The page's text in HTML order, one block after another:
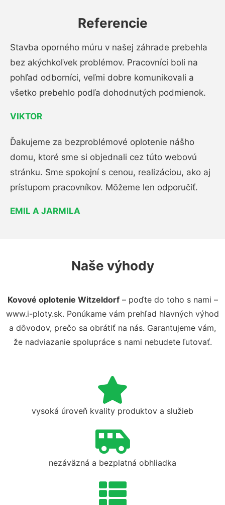
Referencie
Stavba oporného múru v našej záhrade prebehla
bez akýchkoľvek problémov. Pracovníci boli na
pohľad odborníci, veľmi dobre komunikovali a
všetko prebehlo podľa dohodnutých podmienok.
VIKTOR
Ďakujeme za bezproblémové oplotenie nášho
domu, ktoré sme si objednali cez túto webovú
stránku. Sme spokojní s cenou, realizáciou, ako aj
prístupom pracovníkov. Môžeme len odporučiť.
EMIL A JARMILA
Naše výhody
Kovové oplotenie Witzeldorf– poďte do toho s nami –
www.i-ploty.sk. Ponúkame vám prehľad hlavných výhod
a dôvodov, prečo sa obrátiť na nás. Garantujeme vám,
že nadviazanie spolupráce s nami nebudete ľutovať.
vysoká úroveň kvality produktov a služieb
nezáväzná a bezplatná obhliadka